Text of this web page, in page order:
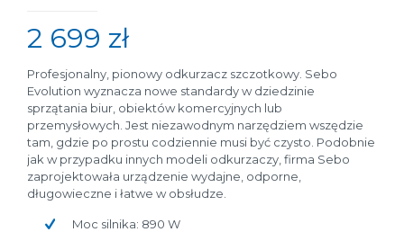
2 699 zł
Profesjonalny, pionowy odkurzacz szczotkowy. Sebo
Evolution wyznacza nowe standardy w dziedzinie
sprzątania biur, obiektów komercyjnych lub
przemysłowych. Jest niezawodnym narzędziem wszędzie
tam, gdzie po prostu codziennie musi być czysto. Podobnie
jak w przypadku innych modeli odkurzaczy, firma Sebo
zaprojektowała urządzenie wydajne, odporne,
długowieczne i łatwe w obsłudze.
Moc silnika: 890 W